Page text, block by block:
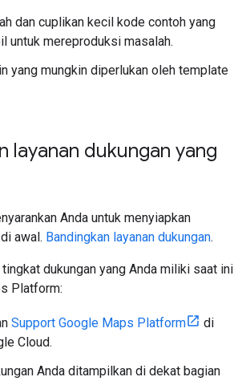
dan cuplikan kecil kode contoh yang
untuk mereproduksi masalah.
yang mungkin diperlukan oleh template
layanan dukungan yang
Anda untuk menyiapkan
awal. Bandingkan layanan dukungan.
dukungan yang Anda miliki saat ini
Platform:
Support Google Maps Platform
di
Cloud.
Anda ditampilkan di dekat bagian